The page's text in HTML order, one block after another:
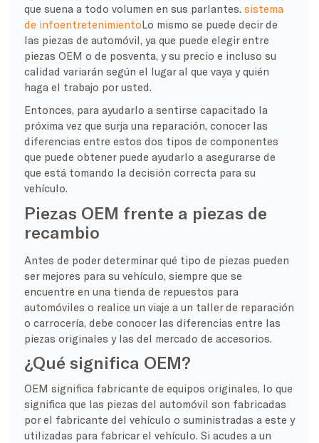
que suena a todo volumen en sus parlantes. sistema
de infoentretenimientoLo mismo se puede decir de
las piezas de automóvil, ya que puede elegir entre
piezas OEM o de posventa, y su precio e incluso su
calidad variarán según el lugar al que vaya y quién
haga el trabajo por usted.
Entonces, para ayudarlo a sentirse capacitado la
próxima vez que surja una reparación, conocer las
diferencias entre estos dos tipos de componentes
que puede obtener puede ayudarlo a asegurarse de
que está tomando la decisión correcta para su
vehículo.
Piezas OEM frente a piezas de
recambio
Antes de poder determinar qué tipo de piezas pueden
ser mejores para su vehículo, siempre que se
encuentre en una tienda de repuestos para
automóviles o realice un viaje a un taller de reparación
o carrocería, debe conocer las diferencias entre las
piezas originales y las del mercado de accesorios.
¿Qué significa OEM?
OEM significa fabricante de equipos originales, lo que
significa que las piezas del automóvil son fabricadas
por el fabricante del vehículo o suministradas a este y
utilizadas para fabricar el vehículo. Si acudes a un